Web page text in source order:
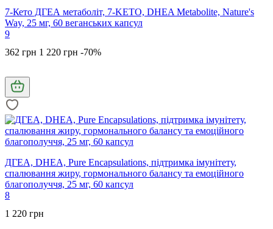
7-Кето ДГЕА метаболіт, 7-KETO, DHEA Metabolite, Nature's
Way, 25 мг, 60 веганських капсул
9
362 грн 1 220 грн -70%
ДГЕА, DHEA, Pure Encapsulations, підтримка імунітету,
спалювання жиру, гормонального балансу та емоційного
благополуччя, 25 мг, 60 капсул
8
1 220 грн